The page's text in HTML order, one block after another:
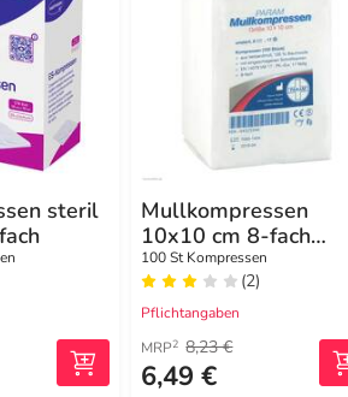
steril
Mullkompressen
10x10 cm 8-fach
unsteril
100 St Kompressen
(2)
Pflichtangaben
MRP2 8,23 €
6,49 €